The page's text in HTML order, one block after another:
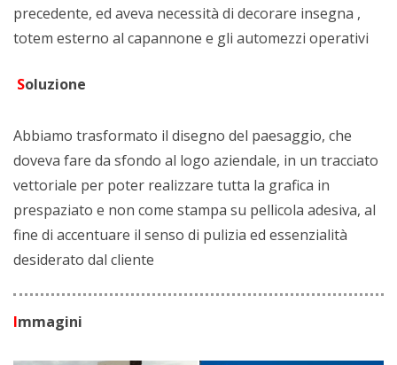
precedente, ed aveva necessità di decorare insegna ,
totem esterno al capannone e gli automezzi operativi
Soluzione
Abbiamo trasformato il disegno del paesaggio, che
doveva fare da sfondo al logo aziendale, in un tracciato
vettoriale per poter realizzare tutta la grafica in
prespaziato e non come stampa su pellicola adesiva, al
fine di accentuare il senso di pulizia ed essenzialità
desiderato dal cliente
Immagini